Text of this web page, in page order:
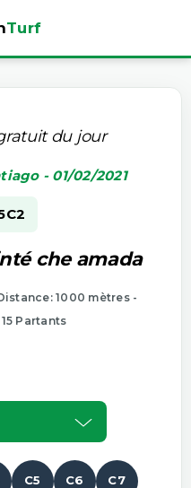
Turf
du jour
- 01/02/2021
C2
che amada
1000 mètres -
Partants
C5 C6 C7